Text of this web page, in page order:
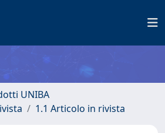
UNIBA
1.1 Articolo in rivista